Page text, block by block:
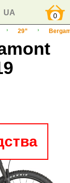
UA 0
29”